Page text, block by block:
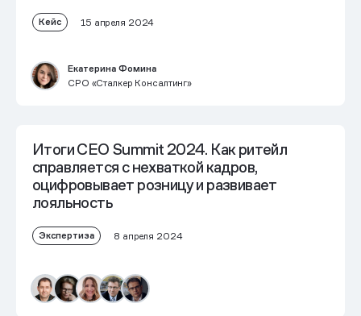
Кейс 15 апреля 2024
Екатерина Фомина
CPO «Сталкер Консалтинг»
Итоги CEO Summit 2024. Как ритейл
справляется с нехваткой кадров,
оцифровывает розницу и развивает
лояльность
Экспертиза 8 апреля 2024